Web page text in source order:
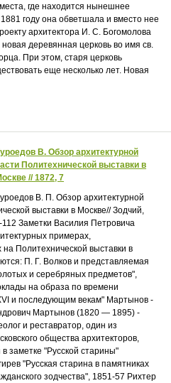
где находится нынешнее
году она обветшала и вместо нее
архитектора И. С. Богомолова
деревянная церковь во имя св.
При этом, старя церковь
еще несколько лет. Новая
В. Обзор архитектурной
Политехнической выставки в
// 1872, 7
В. П. Обзор архитектурной
выставки в Москве// Зодчий,
112 Заметки Василия Петровича
примерах,
Политехнической выставки в
П. Г. Волков и представляемая
и серебряных предметов",
на образа по времени
и последующим векам" Мартынов -
Мартынов (1820 — 1895) -
и реставратор, один из
общества архитекторов,
в заметке "Русской старины"
"Русская старина в памятниках
зодчества", 1851-57 Рихтер